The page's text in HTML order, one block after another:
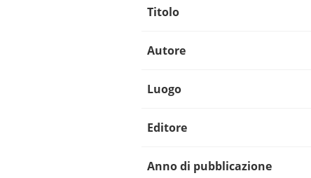
Titolo
Autore
Luogo
Editore
Anno di pubblicazione